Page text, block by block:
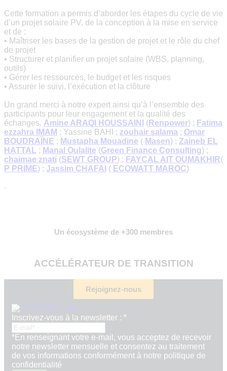
Cette formation a permis d’aborder les étapes du cycle de vie
d’un projet solaire PV, de la conception à la mise en service
et de :
• Maîtriser les bases de la gestion de projet et le rôle du chef
de projet
• Structurer et planifier un projet solaire (WBS, planning,
outils)
• Gérer les ressources, le budget et les risques
• Assurer le suivi, l’exécution et la clôture
Un grand merci à notre expert ainsi qu’à l’ensemble des
participants pour leur engagement et la qualité des
échanges. Amine ARAQI HOUSSAINI (Renpower) ; Fatima
ezzahra IMAM ; Yassine BAHI ; zouhair salama ; Omar
BOUDRAÏNE ; Mustapha Mouadine ( Masen) ; Zaineb EL
HATTAL ; Manal Oulalite (Green Finance Consulting) ;
chaimae znati (SEWT GROUP) ; FAYCAL AIT OUMAKHIR(
P PRIME) ; Jassim CHAFAI ( ECOWATT MAROC)
.
Un écosystème de +300 membres
ACCÉLÉRATEUR DE TRANSITION
Rejoignez-nous
newsletter
à
Inscrivez-
vous
Inscrivez-vous à la newsletter : *
*En renseignant votre e-mail, vous acceptez de recevoir
notre newsletter mensuelle et consentez au traitement
de vos informations conformément à notre politique de
confidentialité